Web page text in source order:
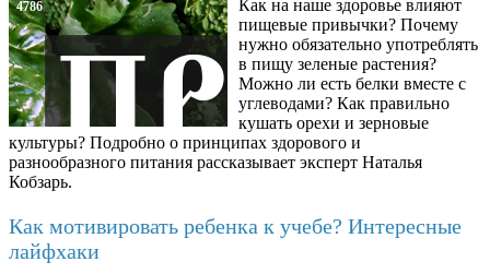
4786
Как на наше здоровье влияют
пищевые привычки? Почему
нужно обязательно употреблять
в пищу зеленые растения?
Можно ли есть белки вместе с
углеводами? Как правильно
кушать орехи и зерновые
культуры? Подробно о принципах здорового и
разнообразного питания рассказывает эксперт Наталья
Кобзарь.
Как мотивировать ребенка к учебе? Интересные
лайфхаки